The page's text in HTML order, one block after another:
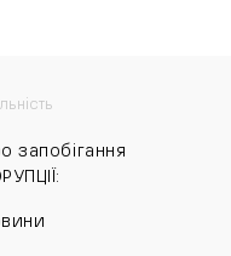
запобігання